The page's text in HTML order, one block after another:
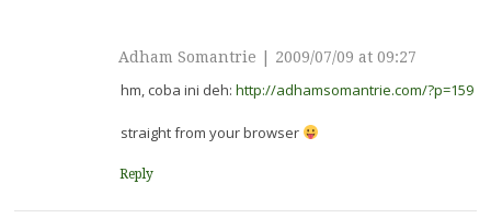
Adham Somantrie 2009/07/09 at 09:27
hm, coba ini deh: http://adhamsomantrie.com/?p=159
straight from your browser
Reply